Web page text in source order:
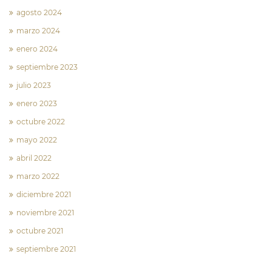
agosto 2024
marzo 2024
enero 2024
septiembre 2023
julio 2023
enero 2023
octubre 2022
mayo 2022
abril 2022
marzo 2022
diciembre 2021
noviembre 2021
octubre 2021
septiembre 2021